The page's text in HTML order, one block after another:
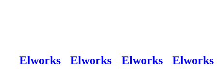
Elworks
Elworks
Elworks
Elworks